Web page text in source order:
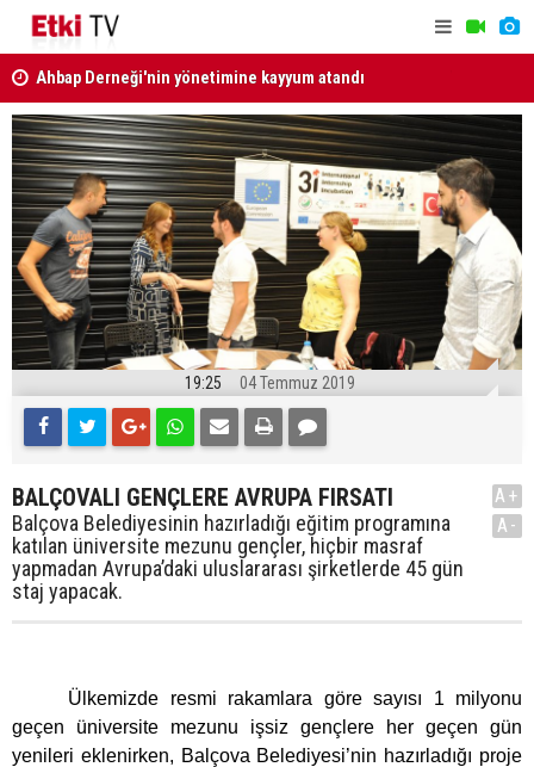
Ahbap Derneği'nin yönetimine kayyum atandı
Türkiye, Suudi Arabistan ve Pakistan'dan Mekke
Savunma Anlaşması
19:25 04 Temmuz 2019
BALÇOVALI GENÇLERE AVRUPA FIRSATI
Balçova Belediyesinin hazırladığı eğitim programına
katılan üniversite mezunu gençler, hiçbir masraf
yapmadan Avrupa’daki uluslararası şirketlerde 45 gün
staj yapacak.
A+
A-
Ülkemizde resmi rakamlara göre sayısı 1 milyonu
geçen üniversite mezunu işsiz gençlere her geçen gün
yenileri eklenirken, Balçova Belediyesi’nin hazırladığı proje